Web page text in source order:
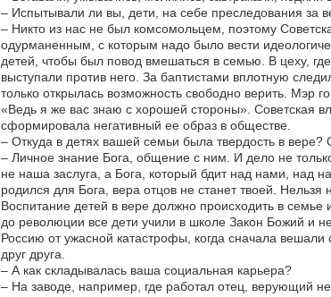
– Испытывали ли вы, дети, на себе преследования за
– Никто из нас не был комсомольцем, поэтому
одурманенным, с которым надо было вести
детей, чтобы был повод вмешаться в семью. В цеху,
выступали против него. За баптистами вплотную
только открылась возможность свободно верить. Мэр
«Ведь я же вас знаю с хорошей стороны». Советская
сформировала негативный ее образ в обществе.
– Откуда в детях вашей семьи была твердость в вере?
– Личное знание Бога, общение с ним. И дело не
не наша заслуга, а Бога, который бдит над нами, над
родился для Бога, вера отцов не станет твоей. Нельзя
Воспитание детей в вере должно происходить в
до революции все дети учили в школе Закон Божий и
Россию от ужасной катастрофы, когда сначала
друг друга.
– А как складывалась ваша социальная карьера?
– На заводе, например, где работал отец, верующий